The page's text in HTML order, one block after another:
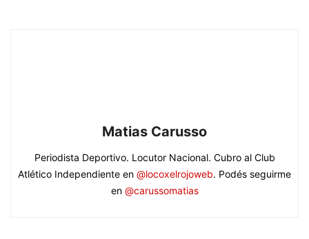
Matias Carusso
Periodista Deportivo. Locutor Nacional. Cubro al Club
Atlético Independiente en @locoxelrojoweb. Podés seguirme
en @carussomatias